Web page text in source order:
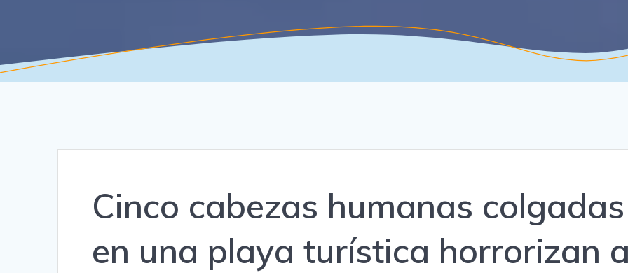
Cinco cabezas humanas colgadas
en una playa turística horrorizan